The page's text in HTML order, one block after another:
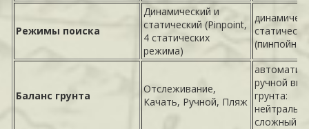
Режимы поиска
Динамический и
статический (Pinpoint,
4 статических
режима)
(пинпойнт)
Баланс грунта
Отслеживание,
Качать, Ручной, Пляж
ручной
грунта:
сложный